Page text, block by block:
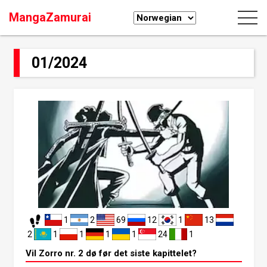
MangaZamurai
01/2024
1 2 69 12 1
13
2
1 1 1 1 24 1
Vil Zorro nr. 2 dø før det siste kapittelet?